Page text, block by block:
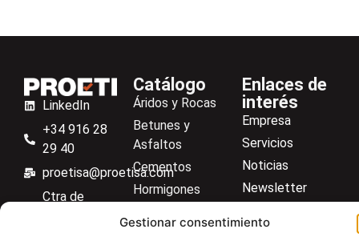
Gestionar consentimiento
LinkedIn
+34 916 28
29 40
proetisa@proetisa.com
Ctra de
Catálogo
Áridos y Rocas
Betunes y
Asfaltos
Cementos
Hormigones
Enlaces de
interés
Empresa
Servicios
Noticias
Newsletter
Contacto